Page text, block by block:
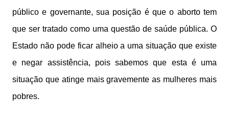
público e governante, sua posição é que o aborto tem
que ser tratado como uma questão de saúde pública. O
Estado não pode ficar alheio a uma situação que existe
e negar assistência, pois sabemos que esta é uma
situação que atinge mais gravemente as mulheres mais
pobres.